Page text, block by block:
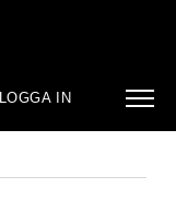
LOGGA IN